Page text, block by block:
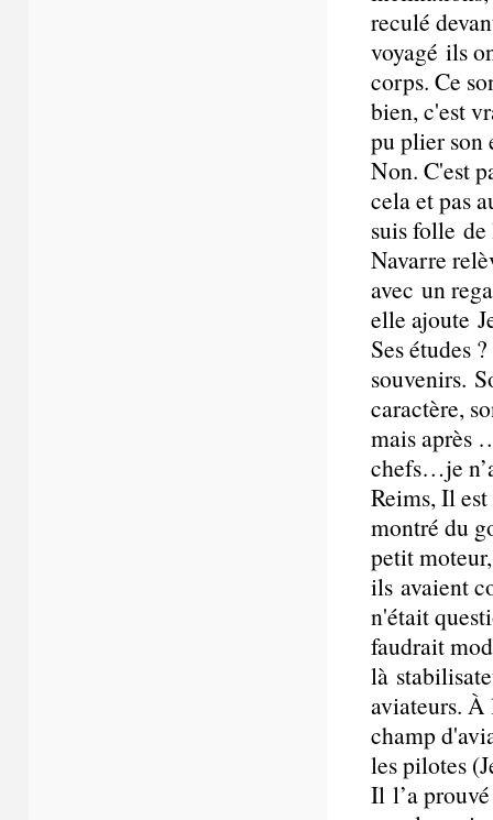
reculé
voyagé ils
corps. Ce
bien, c'est
pu plier son
Non. C'est
cela et pas
suis folle
Navarre
avec un
elle ajoute
Ses études
souvenirs.
caractère,
mais après
chefs…je
Reims, Il
montré du
petit
ils avaient
n'était
faudrait
là
aviateurs. À
champ
les pilotes
Il l’a